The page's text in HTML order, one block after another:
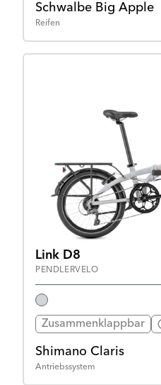
Schwalbe Big Apple
Reifen
Link D8
PENDLERVELO
Zusammenklappbar
Shimano Claris
Antriebssystem